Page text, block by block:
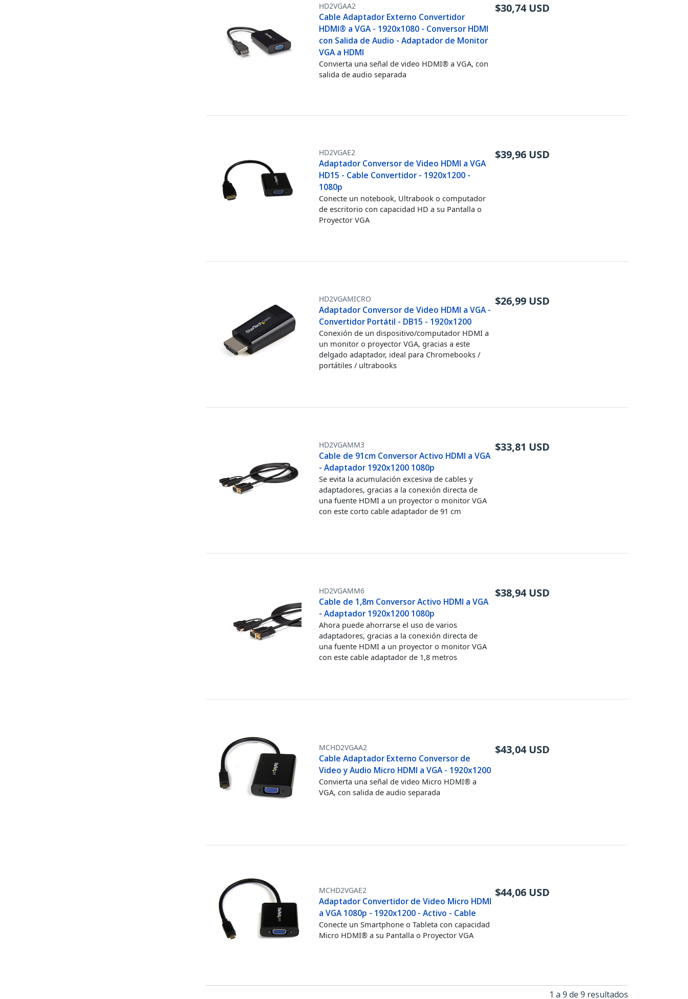
HD2VGAA2
Cable Adaptador Externo Convertidor
HDMI® a VGA - 1920x1080 - Conversor HDMI
con Salida de Audio - Adaptador de Monitor
VGA a HDMI
Convierta una señal de video HDMI® a VGA, con
salida de audio separada
$30,74 USD
HD2VGAE2
Adaptador Conversor de Video HDMI a VGA
HD15 - Cable Convertidor - 1920x1200 -
1080p
Conecte un notebook, Ultrabook o computador
de escritorio con capacidad HD a su Pantalla o
Proyector VGA
$39,96 USD
HD2VGAMICRO
Adaptador Conversor de Video HDMI a VGA -
Convertidor Portátil - DB15 - 1920x1200
Conexión de un dispositivo/computador HDMI a
un monitor o proyector VGA, gracias a este
delgado adaptador, ideal para Chromebooks /
portátiles / ultrabooks
$26,99 USD
HD2VGAMM3
Cable de 91cm Conversor Activo HDMI a VGA
- Adaptador 1920x1200 1080p
Se evita la acumulación excesiva de cables y
adaptadores, gracias a la conexión directa de
una fuente HDMI a un proyector o monitor VGA
con este corto cable adaptador de 91 cm
$33,81 USD
HD2VGAMM6
Cable de 1,8m Conversor Activo HDMI a VGA
- Adaptador 1920x1200 1080p
Ahora puede ahorrarse el uso de varios
adaptadores, gracias a la conexión directa de
una fuente HDMI a un proyector o monitor VGA
con este cable adaptador de 1,8 metros
$38,94 USD
MCHD2VGAA2
Cable Adaptador Externo Conversor de
Video y Audio Micro HDMI a VGA - 1920x1200
Convierta una señal de video Micro HDMI® a
VGA, con salida de audio separada
$43,04 USD
MCHD2VGAE2
Adaptador Convertidor de Video Micro HDMI
a VGA 1080p - 1920x1200 - Activo - Cable
Conecte un Smartphone o Tableta con capacidad
Micro HDMI® a su Pantalla o Proyector VGA
$44,06 USD
1 a 9 de 9 resultados